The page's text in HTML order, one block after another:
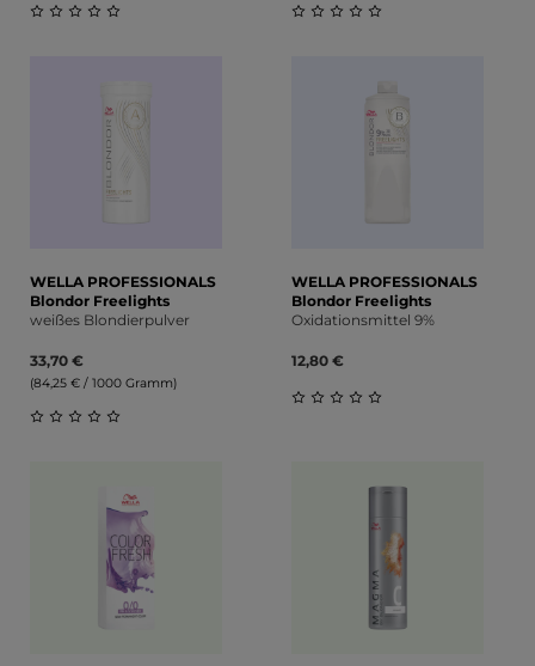
WELLA PROFESSIONALS
Blondor Freelights
weißes Blondierpulver
33,70 €
(84,25 € / 1000 Gramm)
WELLA PROFESSIONALS
Blondor Freelights
Oxidationsmittel 9%
12,80 €